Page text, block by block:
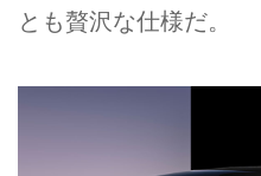
とも贅沢な仕様だ。